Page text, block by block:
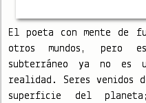
El poeta con mente de
otros mundos, pero
subterráneo ya no es
realidad. Seres
superficie del